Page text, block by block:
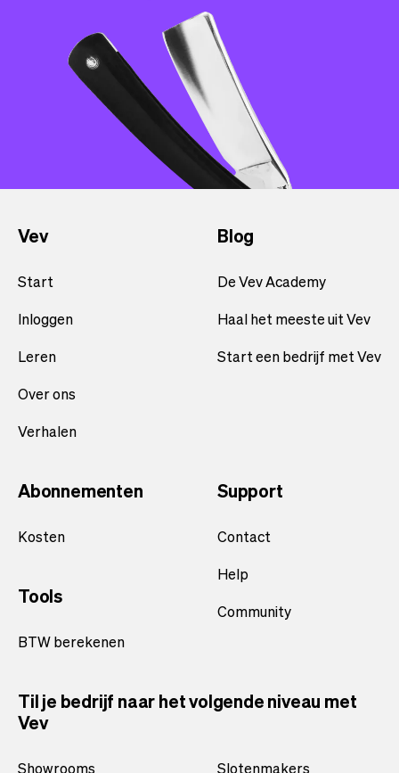
Vev
Start
Inloggen
Leren
Over ons
Verhalen
Blog
De Vev Academy
Haal het meeste uit Vev
Start een bedrijf met Vev
Abonnementen
Kosten
Tools
BTW berekenen
Support
Contact
Help
Community
Til je bedrijf naar het volgende niveau met
Vev
Showrooms
Slotenmakers